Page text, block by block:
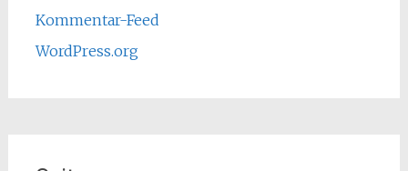
Kommentar-Feed
WordPress.org